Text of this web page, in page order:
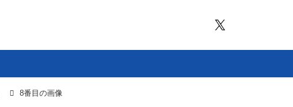
8番目の画像